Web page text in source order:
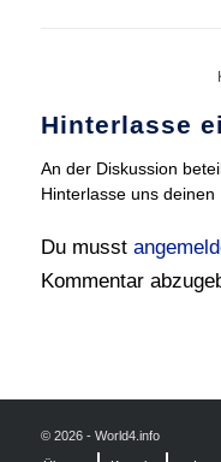
Hinterlasse
An der Diskussion
Hinterlasse uns deinen
Du musst
Kommentar
© 2026 - World4.info